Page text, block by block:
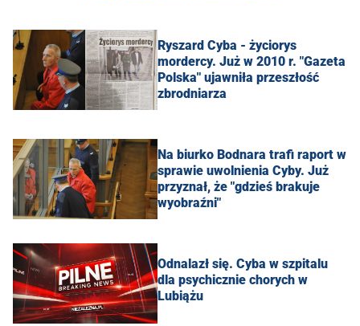
Ryszard Cyba - życiorys
mordercy. Już w 2010 r. "Gazeta
Polska" ujawniła przeszłość
zbrodniarza
Na biurko Bodnara trafi raport w
sprawie uwolnienia Cyby. Już
przyznał, że "gdzieś brakuje
wyobraźni"
Odnalazł się. Cyba w szpitalu
dla psychicznie chorych w
Lubiążu